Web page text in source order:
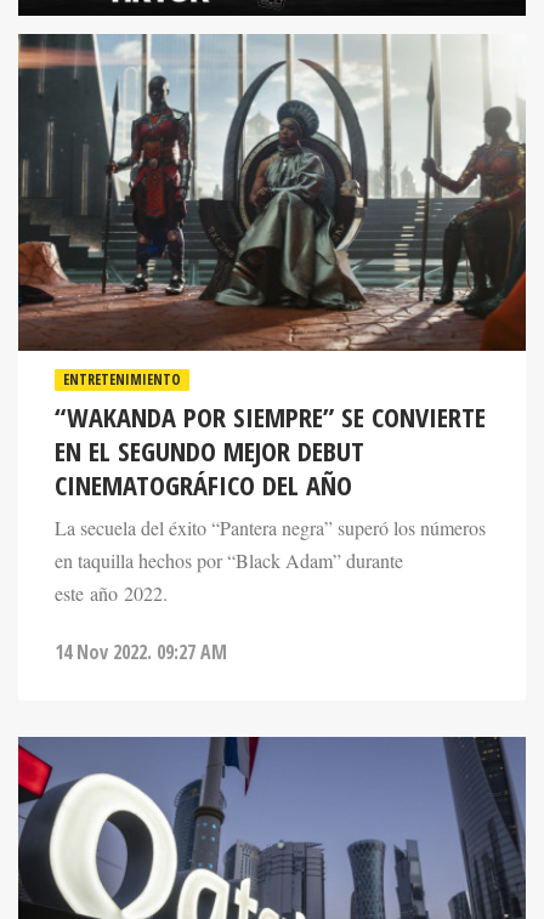
“WAKANDA POR SIEMPRE” SE CONVIERTE
EN EL SEGUNDO MEJOR DEBUT
CINEMATOGRÁFICO DEL AÑO
La secuela del éxito “Pantera negra” superó los números
en taquilla hechos por “Black Adam” durante
este año 2022.